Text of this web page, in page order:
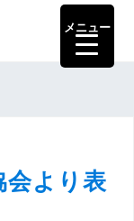
会より表
メニュー